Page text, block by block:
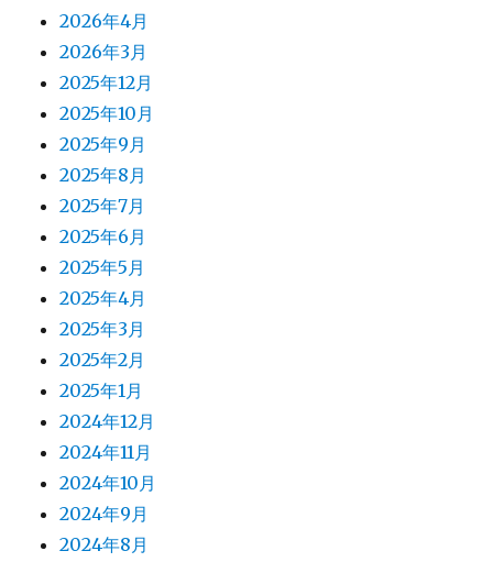
2026年4月
2026年3月
2025年12月
2025年10月
2025年9月
2025年8月
2025年7月
2025年6月
2025年5月
2025年4月
2025年3月
2025年2月
2025年1月
2024年12月
2024年11月
2024年10月
2024年9月
2024年8月